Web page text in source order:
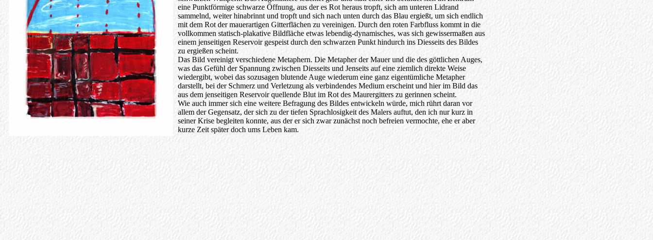
eine Punktförmige schwarze Öffnung, aus der es Rot heraus tropft, sich am unteren Lidrand
sammelnd, weiter hinabrinnt und tropft und sich nach unten durch das Blau ergießt, um sich endlich
mit dem Rot der mauerartigen Gitterflächen zu vereinigen. Durch den roten Farbfluss kommt in die
vollkommen statisch-plakative Bildfläche etwas lebendig-dynamisches, was sich gewissermaßen aus
einem jenseitigen Reservoir gespeist durch den schwarzen Punkt hindurch ins Diesseits des Bildes
zu ergießen scheint.
Das Bild vereinigt verschiedene Metaphern. Die Metapher der Mauer und die des göttlichen Auges,
was das Gefühl der Spannung zwischen Diesseits und Jenseits auf eine ziemlich direkte Weise
wiedergibt, wobei das sozusagen blutende Auge wiederum eine ganz eigentümliche Metapher
darstellt, bei der Schmerz und Verletzung als verbindendes Medium erscheint und hier im Bild das
aus dem jenseitigen Reservoir quellende Blut im Rot des Maurergitters zu gerinnen scheint.
Wie auch immer sich eine weitere Befragung des Bildes entwickeln würde, mich rührt daran vor
allem der Gegensatz, der sich zu der tiefen Sprachlosigkeit des Malers auftut, den ich nur kurz in
seiner Krise begleiten konnte, aus der er sich zwar zunächst noch befreien vermochte, ehe er aber
kurze Zeit später doch ums Leben kam.